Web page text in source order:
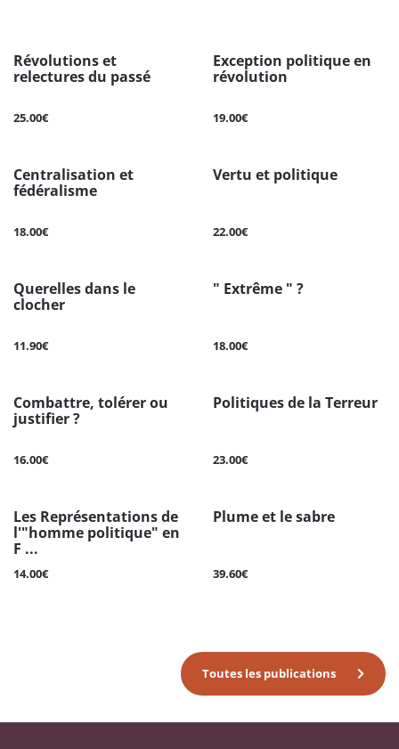
Révolutions et
relectures du passé
25.00€
Exception politique en
révolution
19.00€
Centralisation et
fédéralisme
18.00€
Vertu et politique
22.00€
Querelles dans le
clocher
11.90€
" Extrême " ?
18.00€
Combattre, tolérer ou
justifier ?
16.00€
Politiques de la Terreur
23.00€
Les Représentations de
l'"homme politique" en
F ...
14.00€
Plume et le sabre
39.60€
Toutes les publications